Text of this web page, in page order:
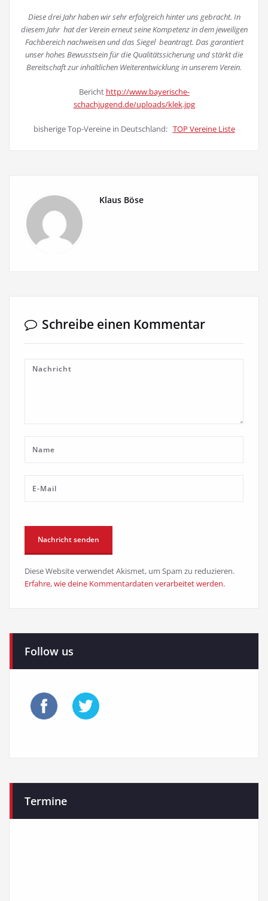
Diese drei Jahr haben wir sehr erfolgreich hinter uns gebracht. In
diesem Jahr hat der Verein erneut seine Kompetenz in dem jeweiligen
Fachbereich nachweisen und das Siegel beantragt. Das garantiert
unser hohes Bewusstsein für die Qualitätssicherung und stärkt die
Bereitschaft zur inhaltlichen Weiterentwicklung in unserem Verein.
Bericht http://www.bayerische-
schachjugend.de/uploads/klek.jpg
bisherige Top-Vereine in Deutschland: TOP Vereine Liste
Klaus Böse
Schreibe einen Kommentar
Diese Website verwendet Akismet, um Spam zu reduzieren.
Erfahre, wie deine Kommentardaten verarbeitet werden.
Follow us
Termine